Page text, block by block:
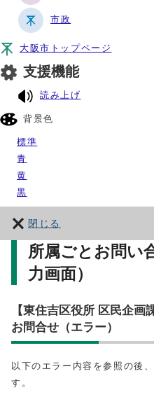
市政
大阪市トップページ
支援機能
読み上げ
背景色
標準
青
黄
黒
閉じる
所属ごとお問い
力画面）
【東住吉区役所 区民企
お問合せ（エラー）
以下のエラー内容を参照の後
す。